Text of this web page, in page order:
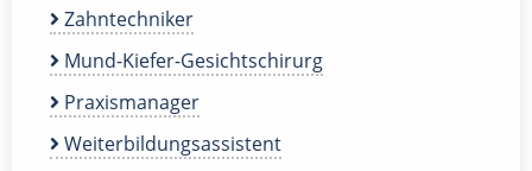
Zahntechniker
Mund-Kiefer-Gesichtschirurg
Praxismanager
Weiterbildungsassistent